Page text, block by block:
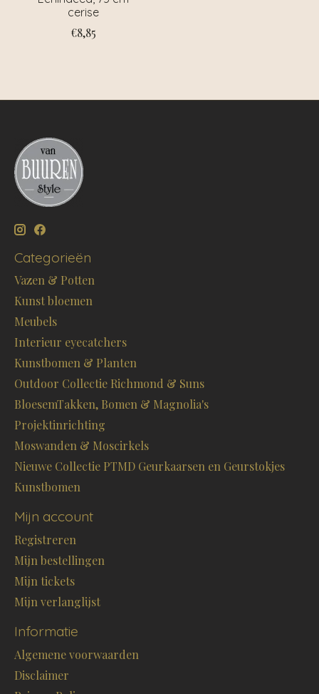
cerise
€8,85
Categorieën
Vazen & Potten
Kunst bloemen
Meubels
Interieur eyecatchers
Kunstbomen & Planten
Outdoor Collectie Richmond & Suns
BloesemTakken, Bomen & Magnolia's
Projektinrichting
Moswanden & Moscirkels
Nieuwe Collectie PTMD Geurkaarsen en Geurstokjes
Kunstbomen
Mijn account
Registreren
Mijn bestellingen
Mijn tickets
Mijn verlanglijst
Informatie
Algemene voorwaarden
Disclaimer